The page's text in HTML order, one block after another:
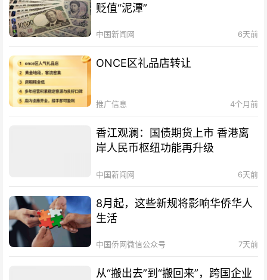
贬值“泥潭”
中国新闻网 6天前
ONCE区礼品店转让
推广信息 4个月前
香江观澜：国债期货上市 香港离
岸人民币枢纽功能再升级
中国新闻网 6天前
8月起，这些新规将影响华侨华人
生活
中国侨网微信公众号 7天前
从“搬出去”到“搬回来”，跨国企业